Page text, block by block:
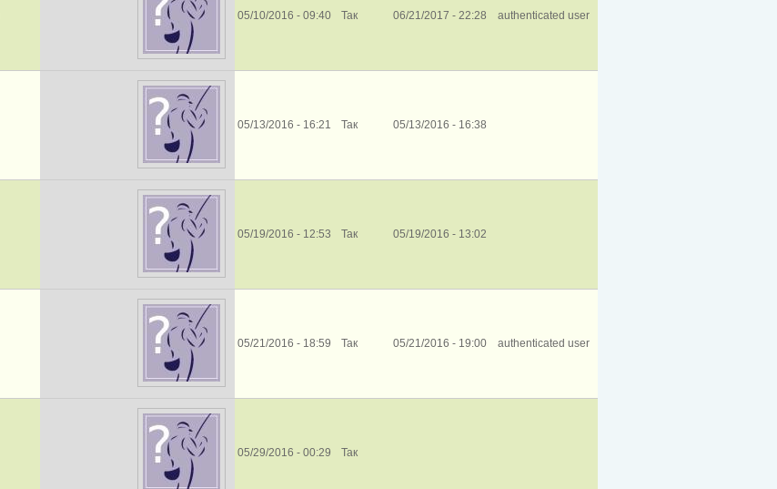
05/10/2016 - 09:40 Так 06/21/2017 - 22:28 authenticated user
05/13/2016 - 16:21 Так 05/13/2016 - 16:38
05/19/2016 - 12:53 Так 05/19/2016 - 13:02
05/21/2016 - 18:59 Так 05/21/2016 - 19:00 authenticated user
05/29/2016 - 00:29 Так